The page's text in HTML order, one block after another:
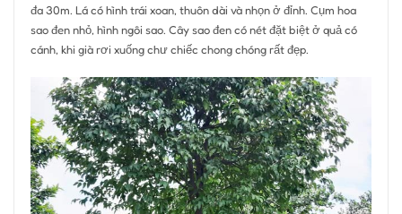
đa 30m. Lá có hình trái xoan, thuôn dài và nhọn ở đỉnh. Cụm hoa
sao đen nhỏ, hình ngôi sao. Cây sao đen có nét đặt biệt ở quả có
cánh, khi già rơi xuống chư chiếc chong chóng rất đẹp.